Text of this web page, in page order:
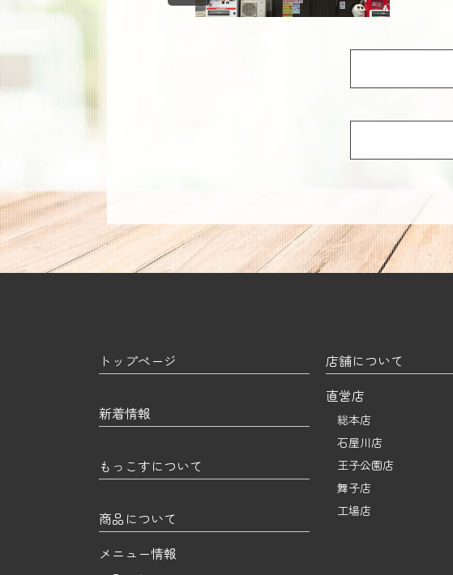
トップページ
新着情報
もっこすについて
商品について
メニュー情報
店舗について
直営店
総本店
石屋川店
王子公園店
舞子店
工場店